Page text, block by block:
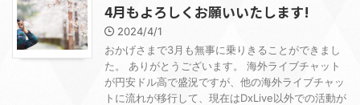
4月もよろしくお願いいたします!
2024/4/1
おかげさまで3月も無事に乗りきることができまし
た。 ありがとうございます。 海外ライブチャット
が円安ドル高で盛況ですが、他の海外ライブチャッ
トに流れが移行して、現在はDxLive以外での活動が